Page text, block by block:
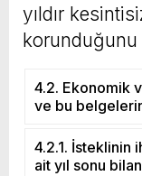
yıldır
korunduğunu
4.2. Ekonomik
ve bu
4.2.1. İsteklinin
ait yıl sonu